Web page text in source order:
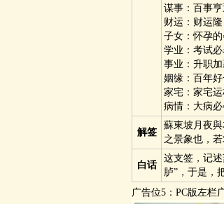
谋事：百事
财运：财运
子女：怀孕
学业：考试
事业：升职
姻缘：百年
家宅：家宅
病情：大病
解签
蘇東坡月夜
之景象也，
白话
这支签，记
胪”，于是，
广告位5：PC版左栏